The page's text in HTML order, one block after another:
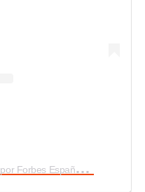
U
na publicación compartida por Forbes España (@forbes_es)